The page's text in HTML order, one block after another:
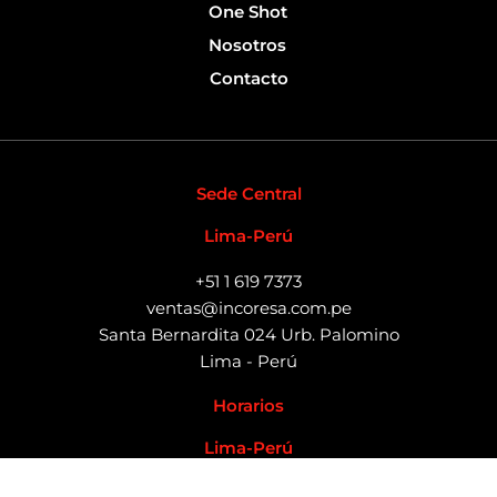
One Shot
Nosotros
Contacto
Sede Central
Lima-Perú
+51 1 619 7373
ventas@incoresa.com.pe
Santa Bernardita 024 Urb. Palomino
Lima - Perú
Horarios
Lima-Perú